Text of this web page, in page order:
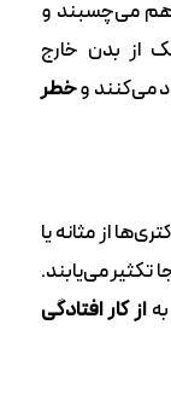
هم می‌چسبند و
بدن خارج
می‌کنند وخطر
از مثانه یا
تکثیر می‌یابند.
از کار افتادگی